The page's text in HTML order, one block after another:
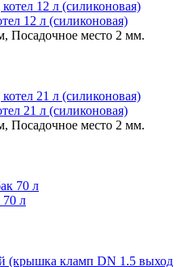
12 л (силиконовая)
Посадочное место 2 мм.
21 л (силиконовая)
Посадочное место 2 мм.
70 л